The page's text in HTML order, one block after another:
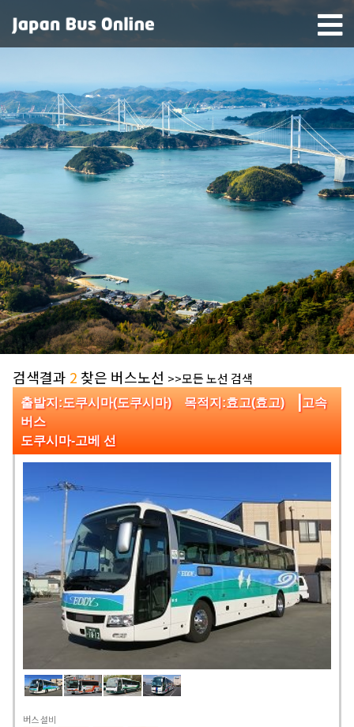
검색결과 2 찾은 버스노선 >>모든 노선 검색
출발지:도쿠시마(도쿠시마) 목적지:효고(효고) |고속
버스
도쿠시마-고베 선
버스 설비